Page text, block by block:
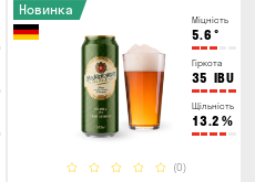
Міцність
5.6 °
Гіркота
35 IBU
Щільність
13.2 %
(0)
Новинка